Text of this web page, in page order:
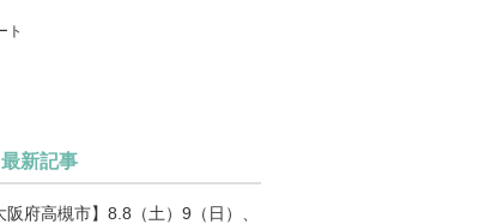
ト
最新記事
阪府高槻市】8.8（土）9（日）、